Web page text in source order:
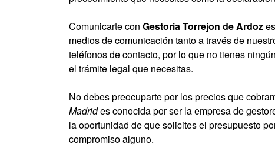
Comunicarte con Gestoria Torrejon de Ardoz
medios de comunicación tanto a través de
teléfonos de contacto, por lo que no tienes
el trámite legal que necesitas.
No debes preocuparte por los precios que
Madrides conocida por ser la empresa de
la oportunidad de que solicites el presupuesto
compromiso alguno.